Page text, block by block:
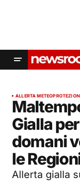
ALLERTA METEO
Gialla
domani
le
Allerta gialla